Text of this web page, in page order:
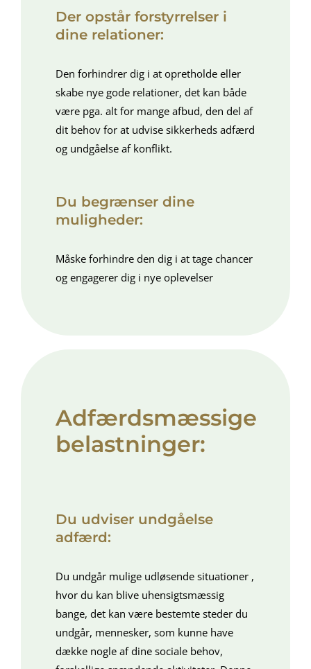
Der opstår forstyrrelser i
dine relationer:
Den forhindrer dig i at opretholde eller
skabe nye gode relationer, det kan både
være pga. alt for mange afbud, den del af
dit behov for at udvise sikkerheds adfærd
og undgåelse af konflikt.
Du begrænser dine
muligheder:
Måske forhindre den dig i at tage chancer
og engagerer dig i nye oplevelser
Adfærdsmæssige
belastninger:
Du udviser undgåelse
adfærd:
Du undgår mulige udløsende situationer ,
hvor du kan blive uhensigtsmæssig
bange, det kan være bestemte steder du
undgår, mennesker, som kunne have
dække nogle af dine sociale behov,